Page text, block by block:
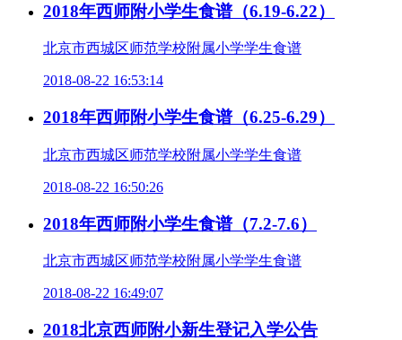
2018年西师附小学生食谱（6.19-6.22）
北京市西城区师范学校附属小学学生食谱
2018-08-22 16:53:14
2018年西师附小学生食谱（6.25-6.29）
北京市西城区师范学校附属小学学生食谱
2018-08-22 16:50:26
2018年西师附小学生食谱（7.2-7.6）
北京市西城区师范学校附属小学学生食谱
2018-08-22 16:49:07
2018北京西师附小新生登记入学公告